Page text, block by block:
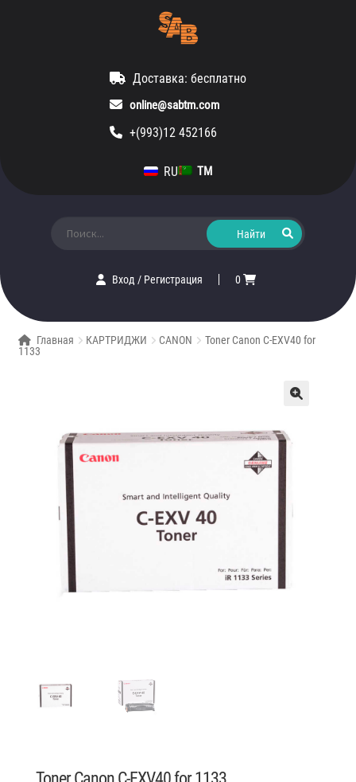
Доставка: бесплатно
online@sabtm.com
+(993)12 452166
RU TM
Вход/ Регистрация 0
Главная КАРТРИДЖИ CANON
Toner Canon C-EXV40 for
1133